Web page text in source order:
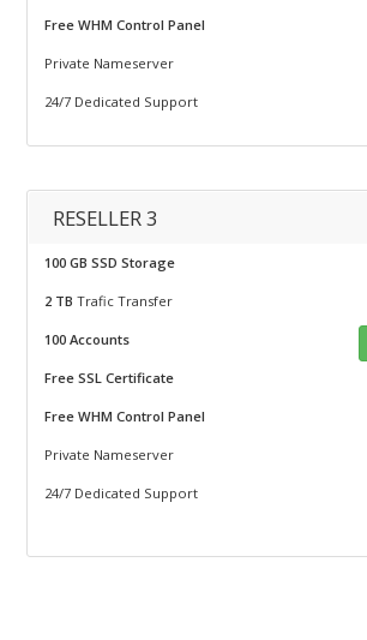
Free WHM Control Panel
Private Nameserver
24/7 Dedicated Support
RESELLER 3
100 GB SSD Storage
2 TB Trafic Transfer
100 Accounts
Free SSL Certificate
Free WHM Control Panel
Private Nameserver
24/7 Dedicated Support